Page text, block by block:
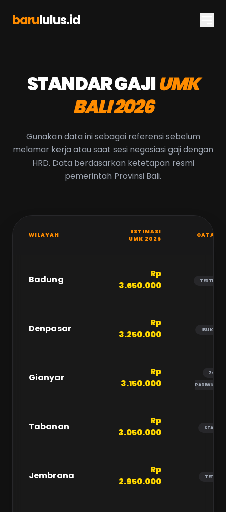
barululus.id
STANDAR GAJIUMK
BALI 2026
Gunakan data ini sebagai referensi sebelum
melamar kerja atau saat sesi negosiasi gaji dengan
HRD. Data berdasarkan ketetapan resmi
pemerintah Provinsi Bali.
WILAYAH
ESTIMASI
UMK 2026
Badung
Rp
3.650.000
TERTINGGI
Denpasar
Rp
3.250.000
IBU KOTA
Gianyar
Rp
3.150.000
ZONA
PARIWISATA
Tabanan
Rp
3.050.000
STABIL
Jembrana
Rp
2.950.000
TETAP